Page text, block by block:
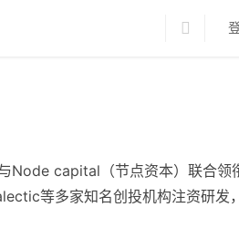
capital（节点资本）联合领
等多家知名创投机构注资研发